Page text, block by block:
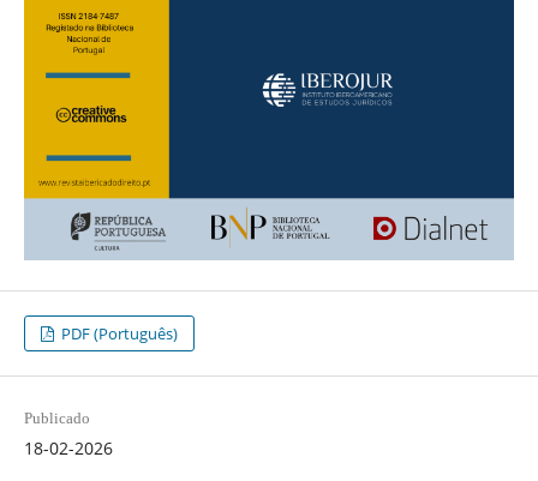
PDF (Português)
Publicado
18-02-2026